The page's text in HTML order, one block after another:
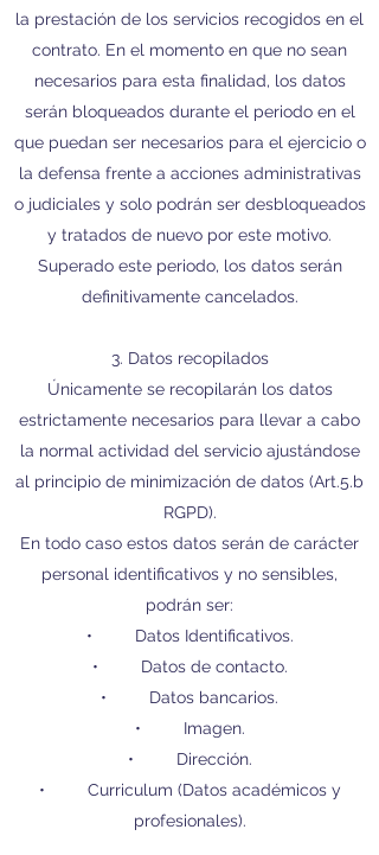
la prestación de los servicios recogidos en el
contrato. En el momento en que no sean
necesarios para esta finalidad, los datos
serán bloqueados durante el periodo en el
que puedan ser necesarios para el ejercicio o
la defensa frente a acciones administrativas
o judiciales y solo podrán ser desbloqueados
y tratados de nuevo por este motivo.
Superado este periodo, los datos serán
definitivamente cancelados.
3. Datos recopilados
Únicamente se recopilarán los datos
estrictamente necesarios para llevar a cabo
la normal actividad del servicio ajustándose
al principio de minimización de datos (Art.5.b
RGPD).
En todo caso estos datos serán de carácter
personal identificativos y no sensibles,
podrán ser:
• Datos Identificativos.
• Datos de contacto.
• Datos bancarios.
• Imagen.
• Dirección.
• Curriculum (Datos académicos y
profesionales).